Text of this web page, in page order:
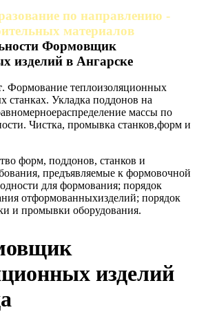
по направлению -
материалов
Формовщик
изделий в Ангарске
. Формование теплоизоляционных
станках. Укладка поддонов на
массы по
Чистка, промывка станков,форм и
форм, поддонов, станков и
предъявляемые к формовочной
для формования; порядок
отформованныхизделий; порядок
и промывки оборудования.
изделий